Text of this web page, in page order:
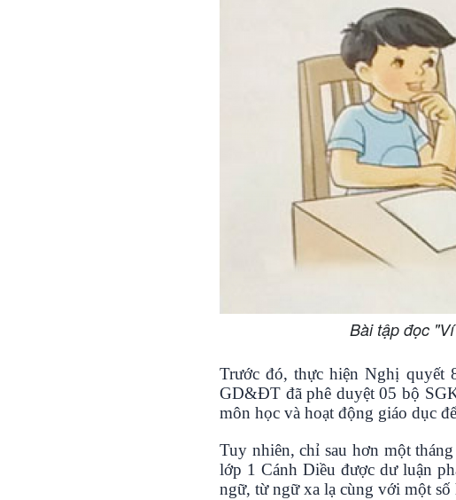
Bài tập đọc
Trước đó, thực hiện Nghị quyết
GD&ĐT đã phê duyệt 05 bộ
môn học và hoạt động giáo dục
Tuy nhiên, chỉ sau hơn một
lớp 1 Cánh Diều được dư luận
ngữ, từ ngữ xa lạ cùng với một